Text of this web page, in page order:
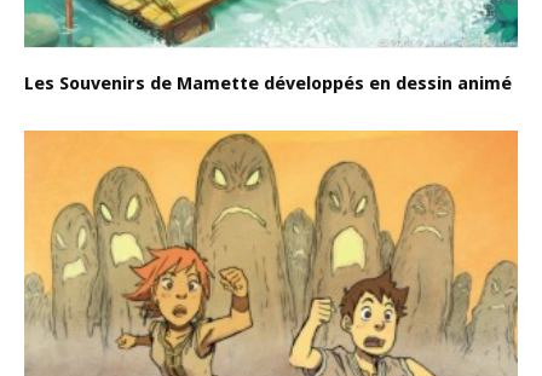
Les Souvenirs de Mamette développés en dessin animé